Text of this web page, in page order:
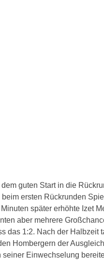
guten Start in die
ersten Rückrunden
später erhöhte Izet
aber mehrere
das 1:2. Nach der Halbzeit
Hombergern der
Einwechselung